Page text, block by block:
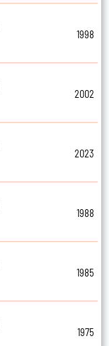
1998
2002
2023
1988
1985
1975